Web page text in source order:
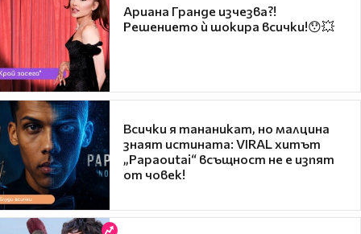
Ариана Гранде изчезва?!
Решението ѝ шокира всички!😯💥
Всички я тананикат, но малцина
знаят истината: VIRAL хитът
„Papaoutai“ всъщност не е изпят
от човек!